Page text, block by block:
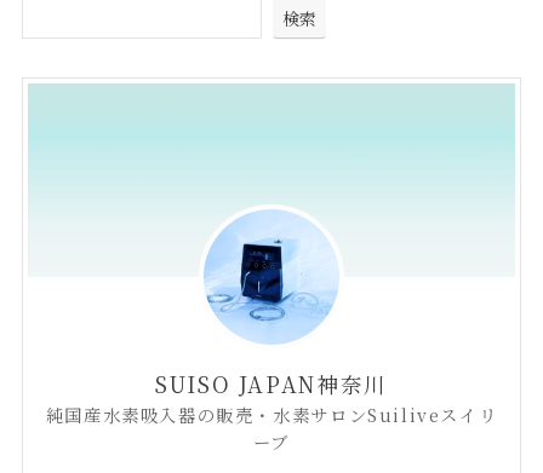
検索
SUISO JAPAN神奈川
純国産水素吸入器の販売・水素サロンSuiliveスイリ
ーブ